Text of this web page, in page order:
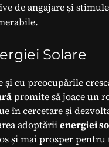
de angajare și
Solare
cu preocupările
promite să joace un
în cercetare și
adoptăriienergiei
și mai prosper pentru